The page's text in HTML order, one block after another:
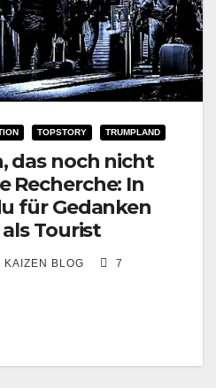
TOPSTORY TRUMPLAND
das noch nicht
Recherche: In
für Gedanken
Tourist
KAIZEN BLOG
7